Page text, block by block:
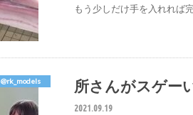
もう少しだけ手を入れれば
@rk_models 所さんがスゲー
2021.09.19